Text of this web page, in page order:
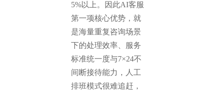
5%以上。因此AI客服
第一项核心优势，就
是海量重复咨询场景
下的处理效率、服务
标准统一度与7×24不
间断接待能力，人工
排班模式很难追赶，